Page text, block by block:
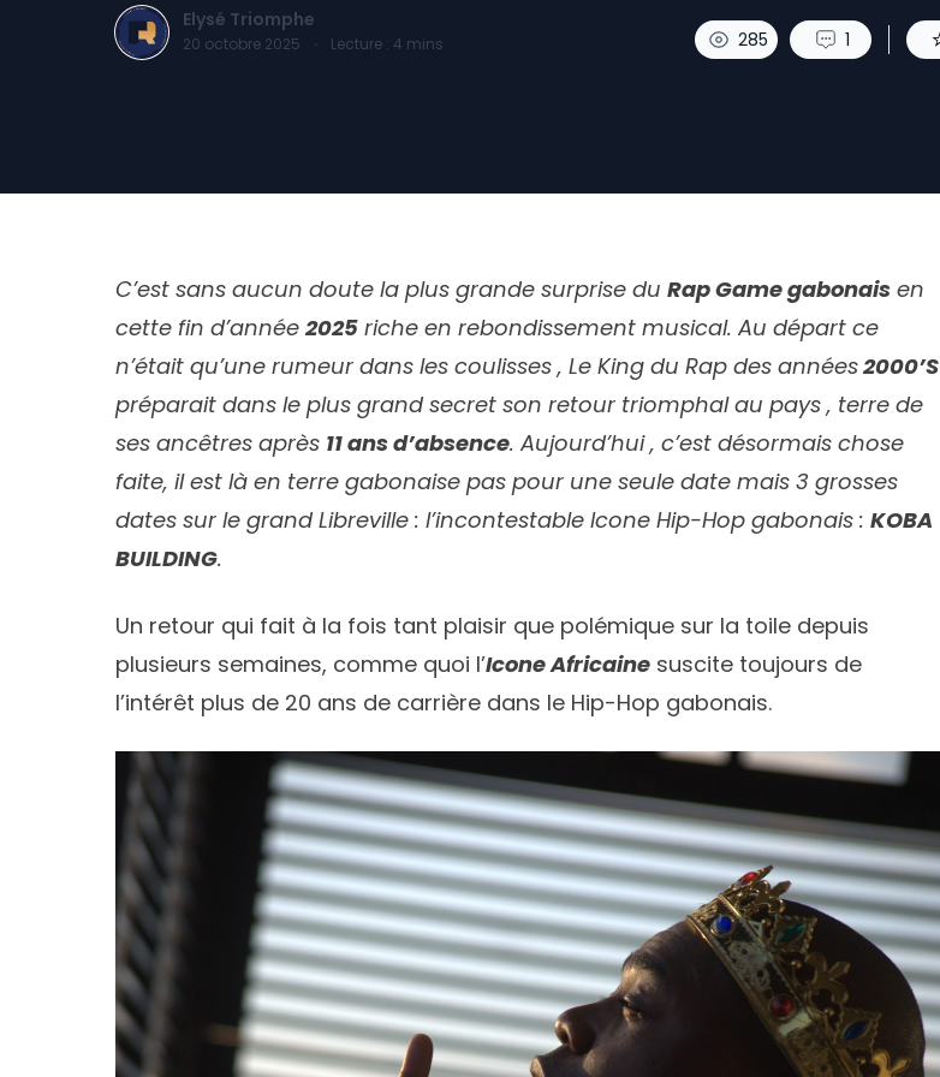
Elysé Triomphe
20 octobre 2025 · Lecture : 4 mins 285 1
C’est sans aucun doute la plus grande surprise du Rap Game gabonais en
cette fin d’année 2025 riche en rebondissement musical. Au départ ce
n’était qu’une rumeur dans les coulisses , Le King du Rap des années2000’S
préparait dans le plus grand secret son retour triomphal au pays , terre de
ses ancêtres après 11 ans d’absence. Aujourd’hui , c’est désormais chose
faite, il est là en terre gabonaise pas pour une seule date mais 3 grosses
dates sur le grand Libreville : l’incontestable Icone Hip-Hop gabonais : KOBA
BUILDING.
Un retour qui fait à la fois tant plaisir que polémique sur la toile depuis
plusieurs semaines, comme quoi l’Icone Africaine suscite toujours de
l’intérêt plus de 20 ans de carrière dans le Hip-Hop gabonais.